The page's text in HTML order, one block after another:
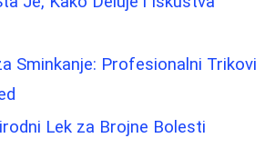
Sminkanje: Profesionalni Trikovi
Lek za Brojne Bolesti